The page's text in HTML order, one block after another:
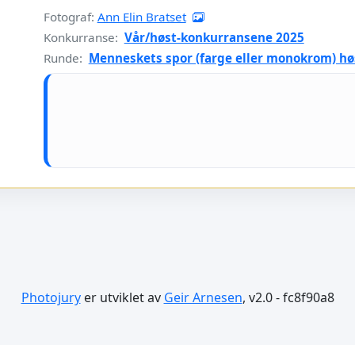
Fotograf: Ann Elin Bratset
Konkurranse: Vår/høst-konkurransene 2025
Runde: Menneskets spor (farge eller monokrom)
Photojuryer utviklet av Geir Arnesen, v2.0 - fc8f90a8